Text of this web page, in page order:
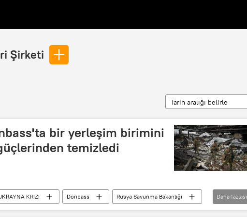
Şirketi
Tarih aralığı belirle
bir yerleşim birimini
temizledi
KRİZİ Donbass
Rusya Savunma Bakanlığı
Donetsk Halk Cumhuriyeti (DHC)
Daha fazlası